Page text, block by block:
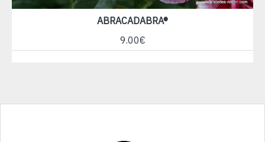
ABRACADABRA®
9.00€